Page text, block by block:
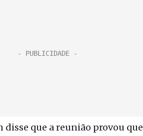
que a reunião provou